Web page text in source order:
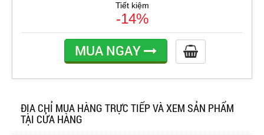
Tiết kiệm
-14%
MUA NGAY
ĐỊA CHỈ MUA HÀNG TRỰC TIẾP VÀ XEM SẢN PHẨM
TẠI CỬA HÀNG